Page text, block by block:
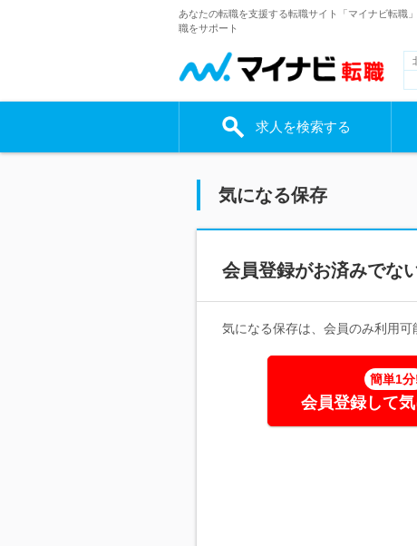
あなたの転職を支援する転職サイト「マイナビ転職
職をサポート
求人を検索する
気になる保存
会員登録がお済みでな
気になる保存は、会員のみ利用可
簡単1
会員登録して